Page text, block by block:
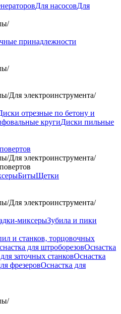
Для насосовДля
/
принадлежности
/
/Для электроинструмента/
отрезные по бетону и
кругиДиски пильные
/Для электроинструмента/
БитыЩетки
/Для электроинструмента/
миксерыЗубила и пики
и станков, торцовочных
для штроборезовОснастка
заточных станковОснастка
фрезеровОснастка для
/